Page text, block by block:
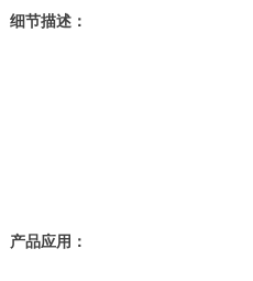
细节描述：
产品应用：